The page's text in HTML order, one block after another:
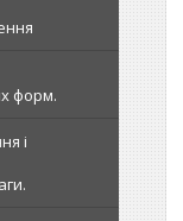
форм.
і